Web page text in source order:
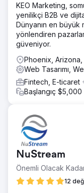
KEO Marketing,
yenilikçi B2B ve
Dünyanın en büyük
yönlendiren
güveniyor.
Phoenix,
Web Tasarımı,
Fintech, E-ticaret
Başlangıç $5,000
NuStream
Önemli Olacak
12